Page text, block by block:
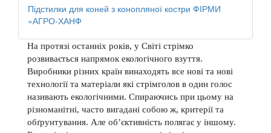
Підстилки для коней з конопляної костри ФІРМИ
«АГРО-ХАНФ
На протязі останніх років, у Світі стрімко
розвивається напрямок екологічного взуття.
Виробники різних країн винаходять все нові та нові
технології та матеріали які стрімголов в один голос
називають екологічними. Спираючись при цьому на
різноманітні, часто вигадані собою ж, критерії та
обґрунтування. Але об’єктивність полягає у іншому.